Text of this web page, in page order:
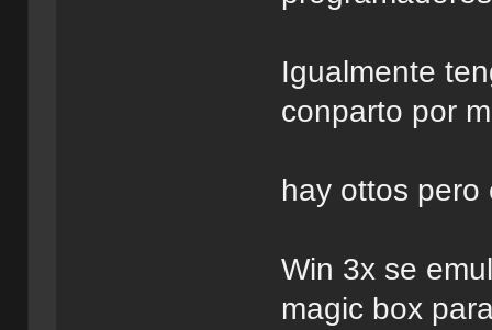
Igualmente
conparto por
hay ottos
Win 3x se
magic box